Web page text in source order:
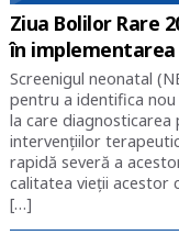
Ziua Bolilor Rare
în
Screenigul neonatal
pentru a identifica
la care
intervenţiilor
rapidă severă a
calitatea vieţii acestor
[…]